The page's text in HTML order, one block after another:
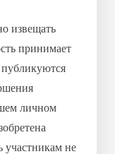
извещать
принимает
публикуются
личном
участникам не